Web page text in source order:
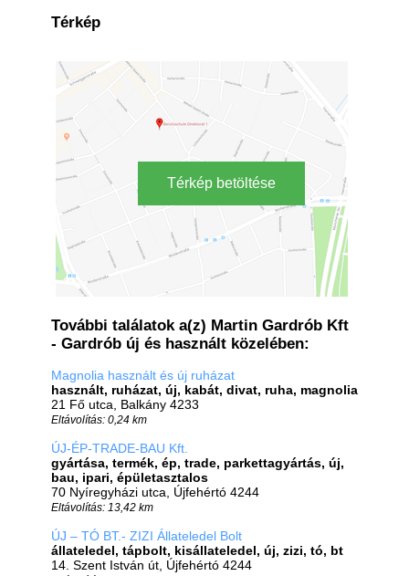
Térkép
Térkép betöltése
További találatok a(z) Martin Gardrób Kft
- Gardrób új és használt közelében:
Magnolia használt és új ruházat
használt, ruházat, új, kabát, divat, ruha, magnolia
21 Fő utca, Balkány 4233
Eltávolítás: 0,24 km
ÚJ-ÉP-TRADE-BAU Kft.
gyártása, termék, ép, trade, parkettagyártás, új,
bau, ipari, épületasztalos
70 Nyíregyházi utca, Újfehértó 4244
Eltávolítás: 13,42 km
ÚJ – TÓ BT.- ZIZI Állateledel Bolt
állateledel, tápbolt, kisállateledel, új, zizi, tó, bt
14. Szent István út, Újfehértó 4244